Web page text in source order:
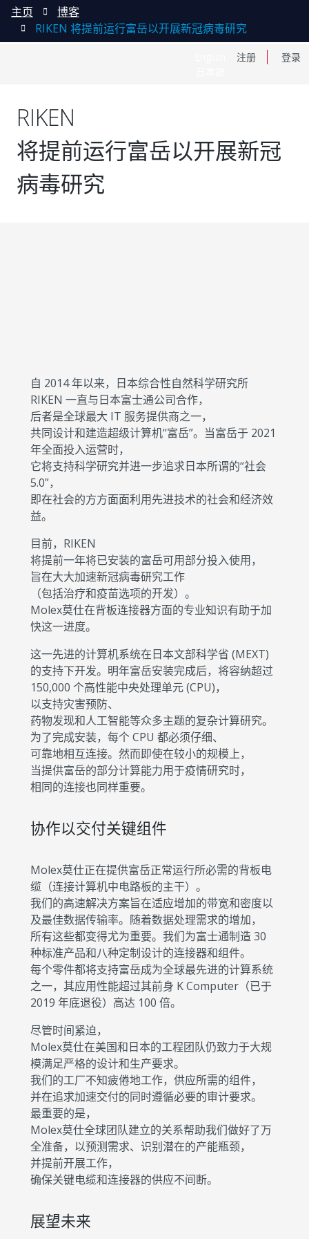
注册 登录
主页
博客
RIKEN 将提前运行富岳以开展新冠病毒研究
RIKEN
将提前运行富岳以开展新冠
病毒研究
自 2014 年以来，日本综合性自然科学研究所
RIKEN 一直与日本富士通公司合作，
后者是全球最大 IT 服务提供商之一，
共同设计和建造超级计算机“富岳”。当富岳于 2021
年全面投入运营时，
它将支持科学研究并进一步追求日本所谓的“社会
5.0”，
即在社会的方方面面利用先进技术的社会和经济效
益。
目前，RIKEN
将提前一年将已安装的富岳可用部分投入使用，
旨在大大加速新冠病毒研究工作
（包括治疗和疫苗选项的开发）。
Molex莫仕在背板连接器方面的专业知识有助于加
快这一进度。
这一先进的计算机系统在日本文部科学省 (MEXT)
的支持下开发。明年富岳安装完成后，将容纳超过
150,000 个高性能中央处理单元 (CPU)，
以支持灾害预防、
药物发现和人工智能等众多主题的复杂计算研究。
为了完成安装，每个 CPU 都必须仔细、
可靠地相互连接。然而即使在较小的规模上，
当提供富岳的部分计算能力用于疫情研究时，
相同的连接也同样重要。
协作以交付关键组件
Molex莫仕正在提供富岳正常运行所必需的背板电
缆（连接计算机中电路板的主干）。
我们的高速解决方案旨在适应增加的带宽和密度以
及最佳数据传输率。随着数据处理需求的增加，
所有这些都变得尤为重要。我们为富士通制造 30
种标准产品和八种定制设计的连接器和组件。
每个零件都将支持富岳成为全球最先进的计算系统
之一，其应用性能超过其前身 K Computer（已于
2019 年底退役）高达 100 倍。
尽管时间紧迫，
Molex莫仕在美国和日本的工程团队仍致力于大规
模满足严格的设计和生产要求。
我们的工厂不知疲倦地工作，供应所需的组件，
并在追求加速交付的同时遵循必要的审计要求。
最重要的是，
Molex莫仕全球团队建立的关系帮助我们做好了万
全准备，以预测需求、识别潜在的产能瓶颈，
并提前开展工作，
确保关键电缆和连接器的供应不间断。
展望未来